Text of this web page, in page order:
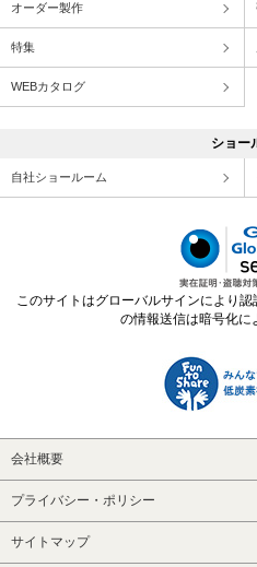
オーダー製作
特集
WEBカタログ
ショー
自社ショールーム
このサイトはグローバルサインにより
の情報送信は暗号化に
会社概要
プライバシー・ポリシー
サイトマップ